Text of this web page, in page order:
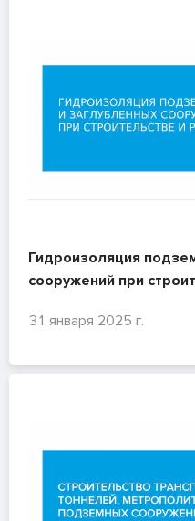
Гидроизоляция
сооружений при
31 января 2025 г.